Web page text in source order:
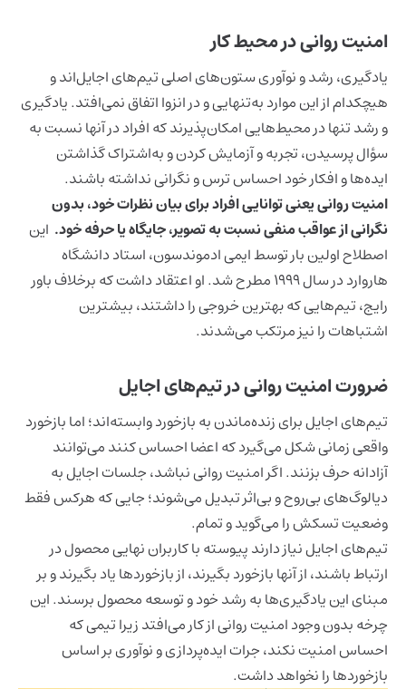
امنیت روانی در محیط کار
یادگیری، رشد و نوآوری ستون‌های اصلی تیم‌های اجایل‌اند و
هیچکدام از این موارد به‌تنهایی و در انزوا اتفاق نمی‌افتد. یادگیری
و رشد تنها در محیط‌هایی امکان‌پذیرند که افراد در آنها نسبت به
سؤال پرسیدن، تجربه و آزمایش کردن و به‌اشتراک گذاشتن
ایده‌ها و افکار خود احساس ترس و نگرانی نداشته باشند.
امنیت روانی یعنی توانایی افراد برای بیان نظرات خود، بدون
نگرانی از عواقب منفی نسبت به تصویر، جایگاه یا حرفه خود. این
اصطلاح اولین بار توسط ایمی ادموندسون، استاد دانشگاه
هاروارد در سال 1999 مطرح شد.
او اعتقاد داشت که برخلاف باور
رایج، تیم‌هایی که بهترین خروجی را داشتند، بیشترین
اشتباهات را نیز مرتکب می‌شدند.
ضرورت امنیت روانی در تیم‌های اجایل
تیم‌های اجایل برای زنده‌ماندن به بازخورد وابسته‌اند؛ اما بازخورد
واقعی زمانی شکل می‌گیرد که اعضا احساس کنند می‌توانند
آزادانه حرف بزنند. اگر امنیت روانی نباشد، جلسات اجایل به
دیالوگ‌های بی‌روح و بی‌اثر تبدیل می‌شوند؛ جایی که هرکس فقط
وضعیت تسکش را می‌گوید و تمام.
تیم‌های اجایل نیاز دارند پیوسته با کاربران نهایی محصول در
ارتباط باشند، از آنها بازخورد بگیرند، از بازخوردها یاد بگیرند و بر
مبنای این یادگیری‌ها به رشد خود و توسعه محصول برسند. این
چرخه بدون وجود امنیت روانی از کار می‌افتد زیرا تیمی که
احساس امنیت نکند، جرات ایده‌پردازی و نوآوری بر اساس
بازخوردها را نخواهد داشت.